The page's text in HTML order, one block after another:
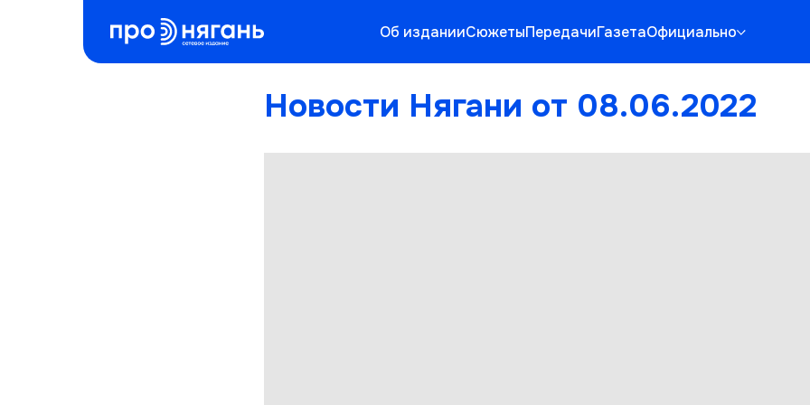
Об изданииСюжетыПередачиГазетаОфициально
Новости Нягани от 08.06.2022